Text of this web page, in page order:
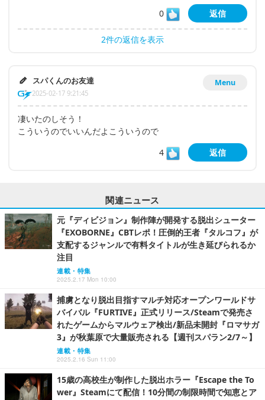
0
返信
2件の返信を表示
Menu
スパくんのお友達
2025-02-17 9:21:45
凄いたのしそう！
こういうのでいいんだよこういうので
4
返信
関連ニュース
元『ディビジョン』制作陣が開発する脱出シューター
『EXOBORNE』CBTレポ！圧倒的王者『タルコフ』が
支配するジャンルで有料タイトルが生き延びられるか
注目
連載・特集
2025.2.17 Mon 10:00
捕虜となり脱出目指すマルチ対応オープンワールドサ
バイバル『FURTIVE』正式リリース/Steamで発売さ
れたゲームからマルウェア検出/新品未開封『ロマサガ
3』が秋葉原で大量販売される【週刊スパラン2/7～】
連載・特集
2025.2.16 Sun 11:00
15歳の高校生が制作した脱出ホラー『Escape the To
wer』Steamにて配信！10分間の制限時間で知恵とア